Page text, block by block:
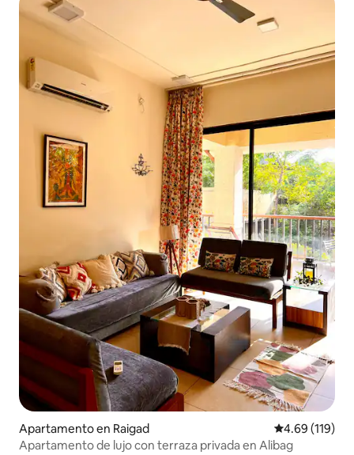
Apartamento en Raigad Calificación
4.69 (119)
Apartamento de lujo con terraza privada en Alibag